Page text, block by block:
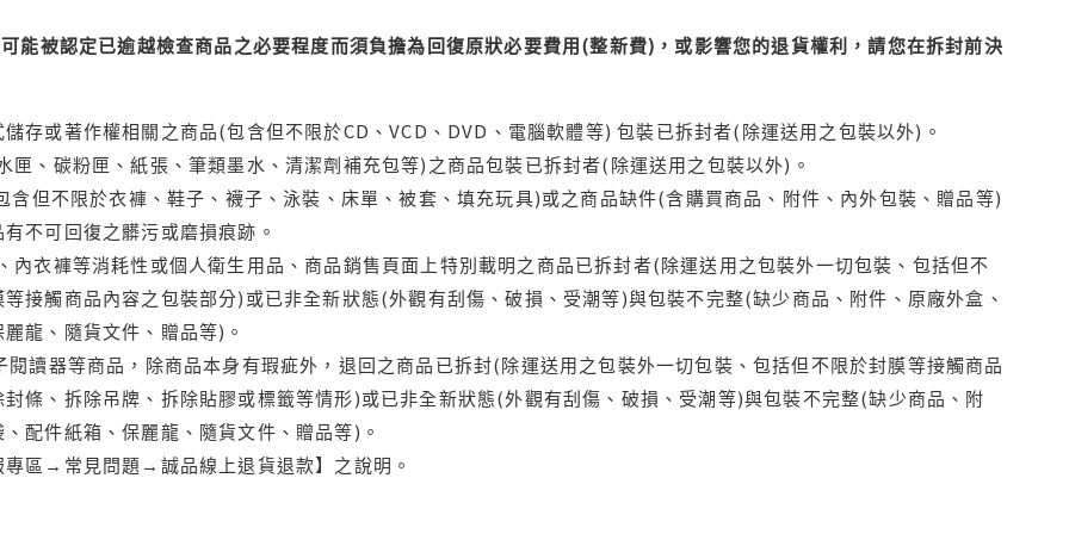
能被認定已逾越檢查商品之必要程度而須負擔為回復原狀必要費用(整新費)，或影響您的退貨權利，請您在拆封前決
存或著作權相關之商品(包含但不限於CD、VCD、DVD、電腦軟體等) 包裝已拆封者(除運送用之包裝以外)。
匣、碳粉匣、紙張、筆類墨水、清潔劑補充包等)之商品包裝已拆封者(除運送用之包裝以外)。
但不限於衣褲、鞋子、襪子、泳裝、床單、被套、填充玩具)或之商品缺件(含購買商品、附件、內外包裝、贈品等)
不可回復之髒污或磨損痕跡。
內衣褲等消耗性或個人衛生用品、商品銷售頁面上特別載明之商品已拆封者(除運送用之包裝外一切包裝、包括但不
接觸商品內容之包裝部分)或已非全新狀態(外觀有刮傷、破損、受潮等)與包裝不完整(缺少商品、附件、原廠外盒、
龍、隨貨文件、贈品等)。
閱讀器等商品，除商品本身有瑕疵外，退回之商品已拆封(除運送用之包裝外一切包裝、包括但不限於封膜等接觸商品
條、拆除吊牌、拆除貼膠或標籤等情形)或已非全新狀態(外觀有刮傷、破損、受潮等)與包裝不完整(缺少商品、附
配件紙箱、保麗龍、隨貨文件、贈品等)。
專區→常見問題→誠品線上退貨退款】之說明。